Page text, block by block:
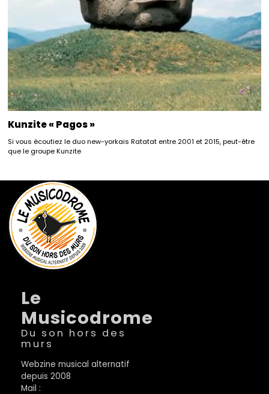
Kunzite « Pagos »
Si vous écoutiez le duo new-yorkais Ratatat entre 2001 et 2015, peut-être
que le groupe Kunzite
Le
Musicodrome
Du son hors des
murs
Webzine musical alternatif
depuis 2008
Mail :